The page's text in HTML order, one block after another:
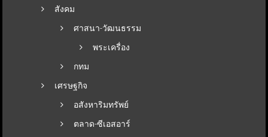
สังคม
ศาสนา-วัฒนธรรม
พระเครื่อง
กทม
เศรษฐกิจ
อสังหาริมทรัพย์
ตลาด-ซีเอสอาร์